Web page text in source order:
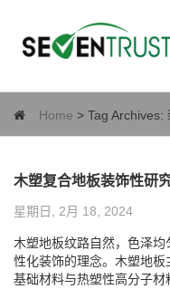
Home > Tag Archives:
木塑复合地板装饰性研
星期日, 2月 18, 2024
木塑地板纹路自然，色泽
性化装饰的理念。木塑地
基础材料与热塑性高分子